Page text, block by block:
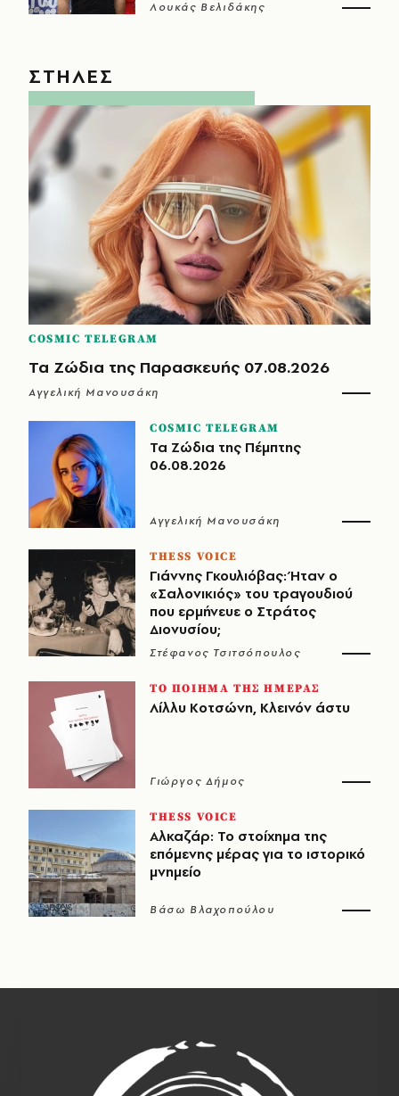
Λουκάς Βελιδάκης
ΣΤΗΛΕΣ
COSMIC TELEGRAM
Τα Ζώδια της Παρασκευής 07.08.2026
Αγγελική Μανουσάκη
COSMIC TELEGRAM
Τα Ζώδια της Πέμπτης
06.08.2026
Αγγελική Μανουσάκη
THESS VOICE
Γιάννης Γκουλιόβας: Ήταν ο
«Σαλονικιός» του τραγουδιού
που ερμήνευε ο Στράτος
Διονυσίου;
Στέφανος Τσιτσόπουλος
ΤΟ ΠΟΙΗΜΑ ΤΗΣ ΗΜΕΡΑΣ
Λίλλυ Κοτσώνη, Κλεινόν άστυ
Γιώργος Δήμος
THESS VOICE
Αλκαζάρ: Το στοίχημα της
επόμενης μέρας για το ιστορικό
μνημείο
Βάσω Βλαχοπούλου